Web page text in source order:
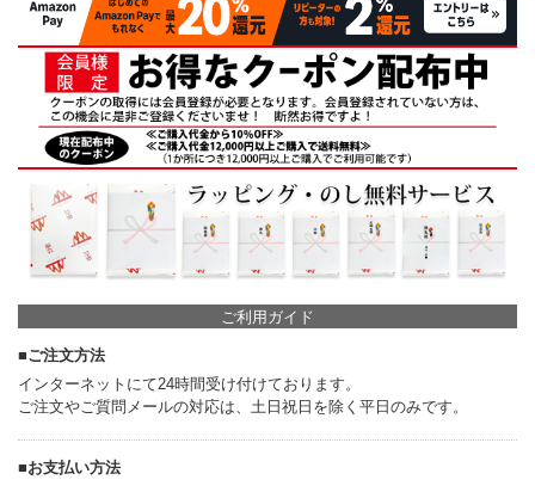
ご利用ガイド
■ご注文方法
インターネットにて24時間受け付けております。
ご注文やご質問メールの対応は、土日祝日を除く平日のみです。
■お支払い方法